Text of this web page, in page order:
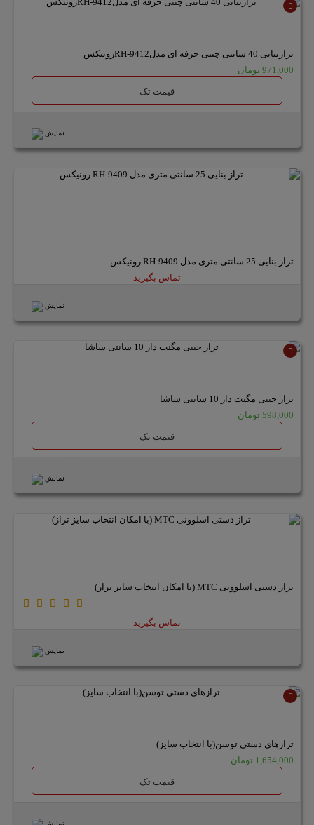
ترازبنایی 40 سانتی چینی حرفه ای مدلRH-9412رونیکس
971,000 تومان
قیمت تک
نمایش
تراز بنایی 25 سانتی متری مدل RH-9409 رونیکس
تماس بگیرید
نمایش
تراز جیبی مگنت دار 10 سانتی ساشا
598,000 تومان
قیمت تک
نمایش
تراز دستی اسلوونی MTC (با امکان انتخاب سایز تراز)
تماس بگیرید
نمایش
ترازهای دستی توسن(با انتخاب سایز)
1,654,000 تومان
قیمت تک
نمایش